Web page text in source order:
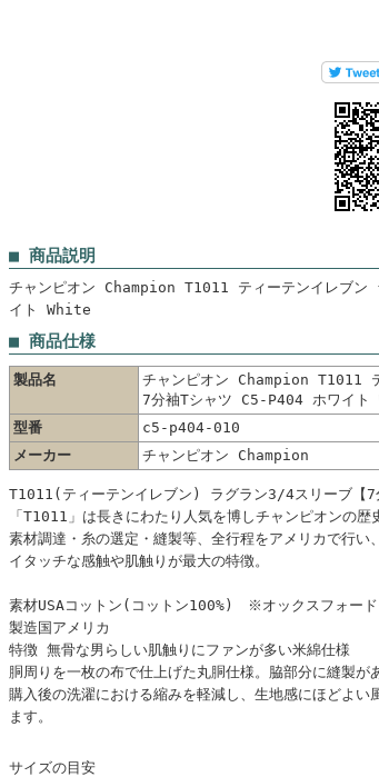
■ 商品説明
チャンピオン Champion T1011 ティーテンイレブ
イト White
■ 商品仕様
製品名
チャンピオン Champion T1011
7分袖Tシャツ C5-P404 ホワイ
型番
c5-p404-010
メーカー
チャンピオン Champion
T1011(ティーテンイレブン) ラグラン3/4スリーブ【7
「T1011」は長きにわたり人気を博しチャンピオンの歴
素材調達・糸の選定・縫製等、全行程をアメリカで行い
イタッチな感触や肌触りが最大の特徴。
素材USAコットン(コットン100%) ※オックスフォード
製造国アメリカ
特徴 無骨な男らしい肌触りにファンが多い米綿仕様
胴周りを一枚の布で仕上げた丸胴仕様。脇部分に縫製が
購入後の洗濯における縮みを軽減し、生地感にほどよ
ます。
サイズの目安